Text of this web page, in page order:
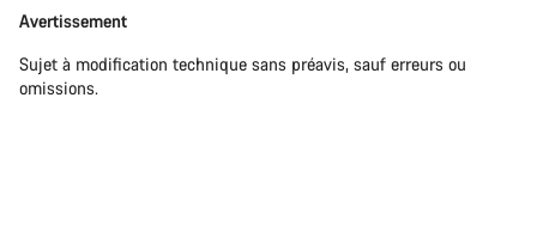
Avertissement
Avertissement
Sujet à modification technique sans préavis, sauf erreurs ou
omissions.